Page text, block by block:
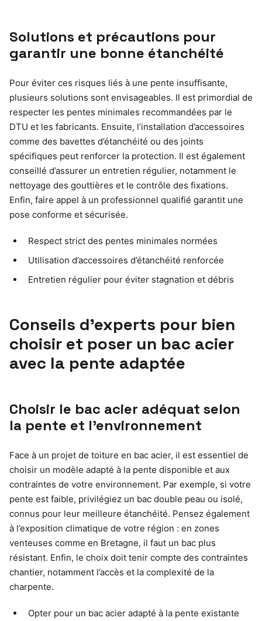
Solutions et précautions pour
garantir une bonne étanchéité
Pour éviter ces risques liés à une pente insuffisante,
plusieurs solutions sont envisageables. Il est primordial de
respecter les pentes minimales recommandées par le
DTU et les fabricants. Ensuite, l’installation d’accessoires
comme des bavettes d’étanchéité ou des joints
spécifiques peut renforcer la protection. Il est également
conseillé d’assurer un entretien régulier, notamment le
nettoyage des gouttières et le contrôle des fixations.
Enfin, faire appel à un professionnel qualifié garantit une
pose conforme et sécurisée.
Respect strict des pentes minimales normées
Utilisation d’accessoires d’étanchéité renforcée
Entretien régulier pour éviter stagnation et débris
Conseils d’experts pour bien
choisir et poser un bac acier
avec la pente adaptée
Choisir le bac acier adéquat selon
la pente et l’environnement
Face à un projet de toiture en bac acier, il est essentiel de
choisir un modèle adapté à la pente disponible et aux
contraintes de votre environnement. Par exemple, si votre
pente est faible, privilégiez un bac double peau ou isolé,
connus pour leur meilleure étanchéité. Pensez également
à l’exposition climatique de votre région : en zones
venteuses comme en Bretagne, il faut un bac plus
résistant. Enfin, le choix doit tenir compte des contraintes
chantier, notamment l’accès et la complexité de la
charpente.
Opter pour un bac acier adapté à la pente existante